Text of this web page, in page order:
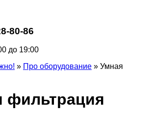
80-86
до 19:00
» Про оборудование » Умная
фильтрация